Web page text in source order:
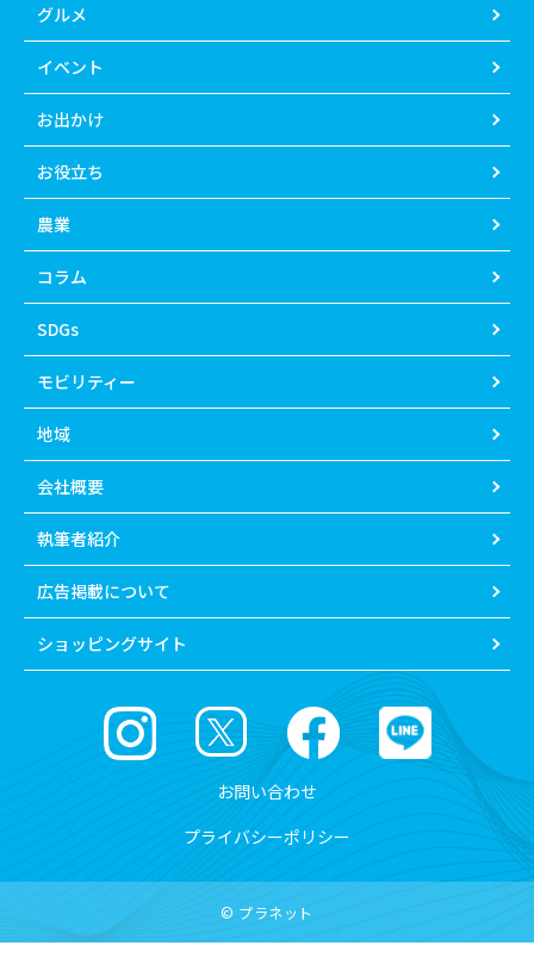
グルメ
イベント
お出かけ
お役立ち
農業
コラム
SDGs
モビリティー
地域
会社概要
執筆者紹介
広告掲載について
ショッピングサイト
お問い合わせ
プライバシーポリシー
© プラネット